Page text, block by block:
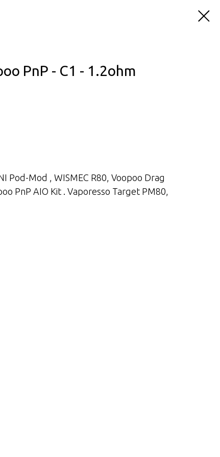
PnP - C1 - 1.2ohm
Pod-Mod , WISMEC R80, Voopoo Drag
PnP AIO Kit . Vaporesso Target PM80,